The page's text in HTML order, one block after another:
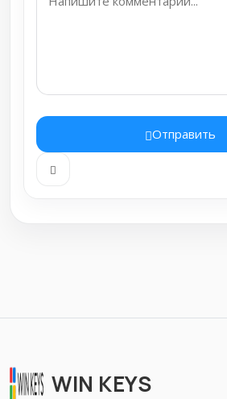
Отправить
WIN KEYS